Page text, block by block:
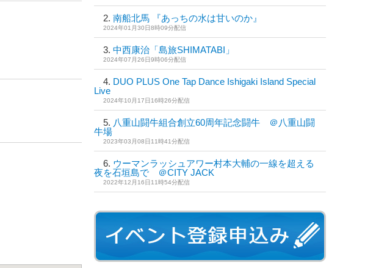
南船北馬 『あっちの水は甘いのか』
2024年01月30日8時09分配信
中西康治「島旅SHIMATABI」
2024年07月26日9時06分配信
DUO PLUS One Tap Dance Ishigaki Island Special
Live
2024年10月17日16時26分配信
八重山闘牛組合創立60周年記念闘牛 ＠八重山闘
牛場
2023年03月08日11時41分配信
ウーマンラッシュアワー村本大輔の一線を超える
夜を石垣島で ＠CITY JACK
2022年12月16日11時54分配信